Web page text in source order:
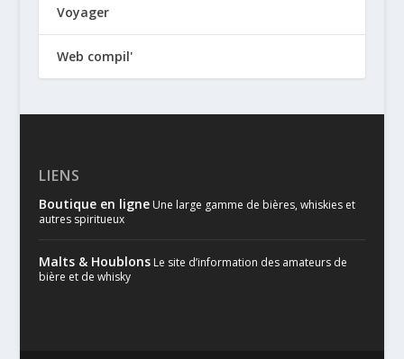
Voyager
Web compil'
LIENS
Boutique en ligneUne large gamme de bières, whiskies et
autres spiritueux
Malts & HoublonsLe site d’information des amateurs de
bière et de whisky